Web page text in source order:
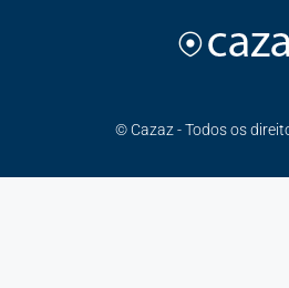
© Cazaz - Todos os